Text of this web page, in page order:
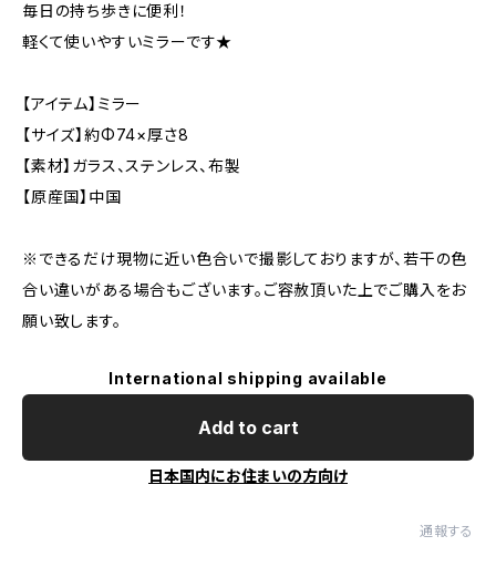
毎日の持ち歩きに便利！
軽くて使いやすいミラーです★
【アイテム】ミラー
【サイズ】約Φ74×厚さ8
【素材】ガラス、ステンレス、布製
【原産国】中国
※できるだけ現物に近い色合いで撮影しておりますが、若干の色
合い違いがある場合もございます。ご容赦頂いた上でご購入をお
願い致します。
International shipping available
Add to cart
日本国内にお住まいの方向け
通報する